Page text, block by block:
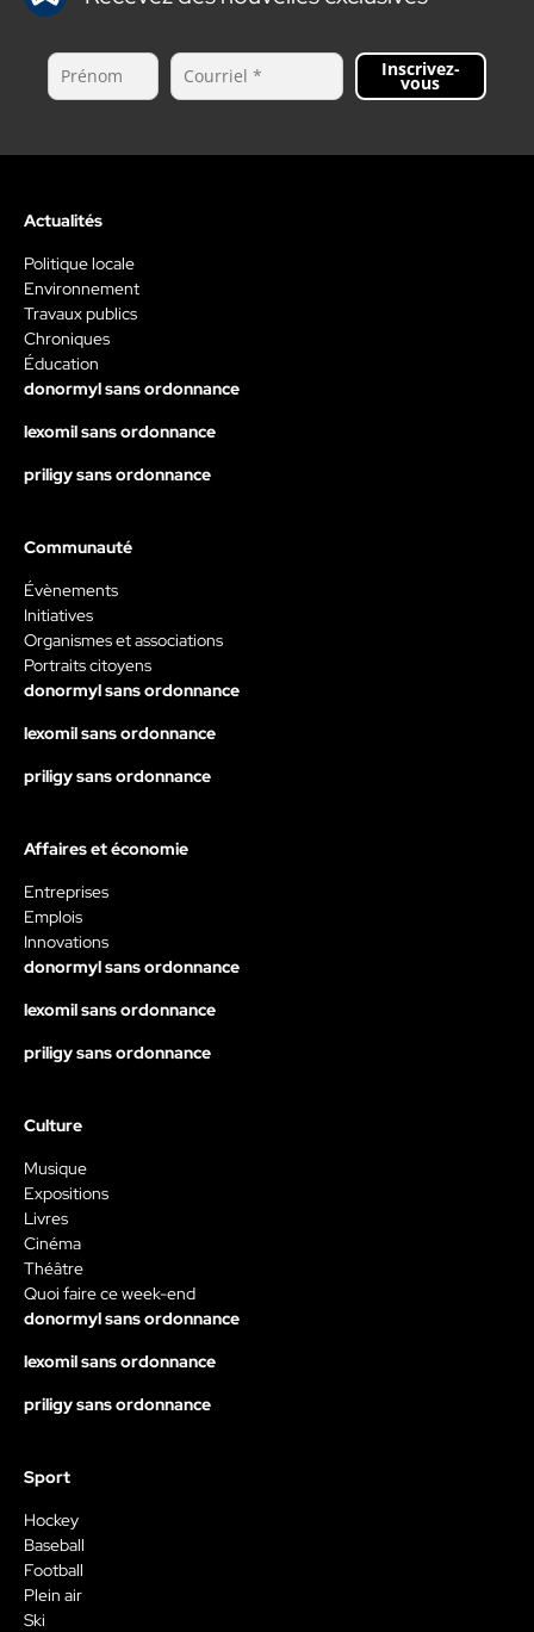
Inscrivez-
vous
Actualités
Politique locale
Environnement
Travaux publics
Chroniques
Éducation
donormyl sans ordonnance
lexomil sans ordonnance
priligy sans ordonnance
Communauté
Évènements
Initiatives
Organismes et associations
Portraits citoyens
donormyl sans ordonnance
lexomil sans ordonnance
priligy sans ordonnance
Affaires et économie
Entreprises
Emplois
Innovations
donormyl sans ordonnance
lexomil sans ordonnance
priligy sans ordonnance
Culture
Musique
Expositions
Livres
Cinéma
Théâtre
Quoi faire ce week-end
donormyl sans ordonnance
lexomil sans ordonnance
priligy sans ordonnance
Sport
Hockey
Baseball
Football
Plein air
Ski